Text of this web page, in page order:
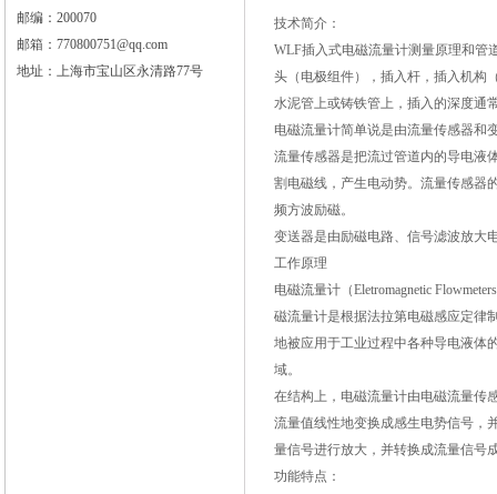
邮编：200070
邮箱：770800751@qq.com
地址：上海市宝山区永清路77号
技术简介：
WLF插入式电磁流量计测量原理和管
头（电极组件），插入杆，插入机构
水泥管上或铸铁管上，插入的深度通
电磁流量计简单说是由流量传感器和
流量传感器是把流过管道内的导电液
割电磁线，产生电动势。流量传感器
频方波励磁。
变送器是由励磁电路、信号滤波放大
工作原理
电磁流量计（Eletromagnetic
磁流量计是根据法拉第电磁感应定律
地被应用于工业过程中各种导电液体
域。
在结构上，电磁流量计由电磁流量传
流量值线性地变换成感生电势信号，
量信号进行放大，并转换成流量信号
功能特点：